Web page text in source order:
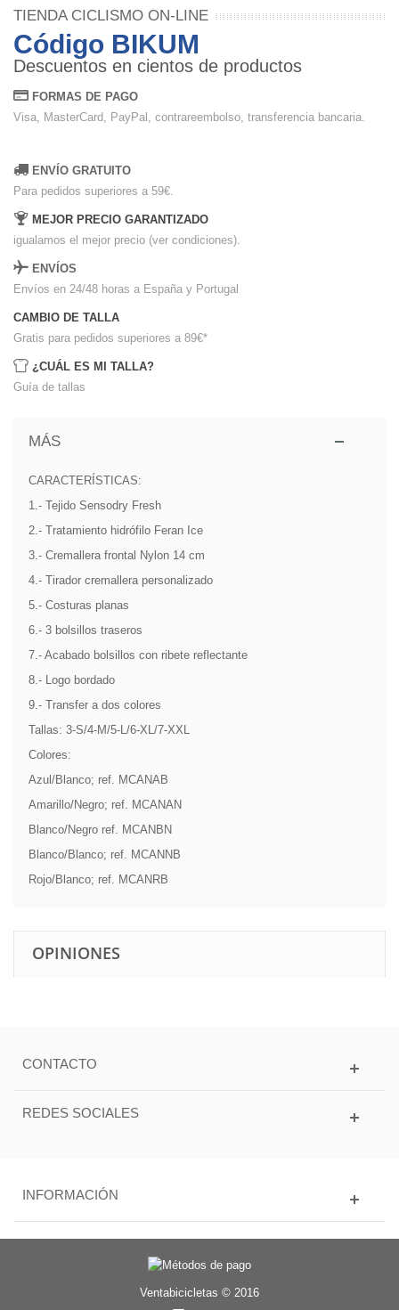
TIENDA CICLISMO ON-LINE
Código BIKUM
Descuentos en cientos de productos
FORMAS DE PAGO
Visa, MasterCard, PayPal, contrareembolso, transferencia bancaria.
ENVÍO GRATUITO
Para pedidos superiores a 59€.
MEJOR PRECIO GARANTIZADO
igualamos el mejor precio (ver condiciones).
ENVÍOS
Envíos en 24/48 horas a España y Portugal
CAMBIO DE TALLA
Gratis para pedidos superiores a 89€*
¿CUÁL ES MI TALLA?
Guía de tallas
MÁS
CARACTERÍSTICAS:
1.- Tejido Sensodry Fresh
2.- Tratamiento hidrófilo Feran Ice
3.- Cremallera frontal Nylon 14 cm
4.- Tirador cremallera personalizado
5.- Costuras planas
6.- 3 bolsillos traseros
7.- Acabado bolsillos con ribete reflectante
8.- Logo bordado
9.- Transfer a dos colores
Tallas: 3-S/4-M/5-L/6-XL/7-XXL
Colores:
Azul/Blanco; ref. MCANAB
Amarillo/Negro; ref. MCANAN
Blanco/Negro ref. MCANBN
Blanco/Blanco; ref. MCANNB
Rojo/Blanco; ref. MCANRB
OPINIONES
CONTACTO
REDES SOCIALES
INFORMACIÓN
Ventabicicletas © 2016